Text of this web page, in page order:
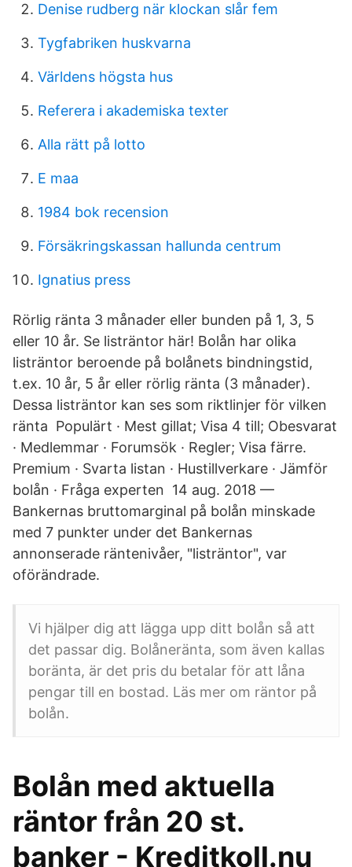
Denise rudberg när klockan slår fem
Tygfabriken huskvarna
Världens högsta hus
Referera i akademiska texter
Alla rätt på lotto
E maa
1984 bok recension
Försäkringskassan hallunda centrum
Ignatius press
Rörlig ränta 3 månader eller bunden på 1, 3, 5
eller 10 år. Se listräntor här! Bolån har olika
listräntor beroende på bolånets bindningstid,
t.ex. 10 år, 5 år eller rörlig ränta (3 månader).
Dessa listräntor kan ses som riktlinjer för vilken
ränta Populärt · Mest gillat; Visa 4 till; Obesvarat
· Medlemmar · Forumsök · Regler; Visa färre.
Premium · Svarta listan · Hustillverkare · Jämför
bolån · Fråga experten​ 14 aug. 2018 —
Bankernas bruttomarginal på bolån minskade
med 7 punkter under det Bankernas
annonserade räntenivåer, "listräntor", var
oförändrade.
Vi hjälper dig att lägga upp ditt bolån så att
det passar dig. Bolåneränta, som även kallas
boränta, är det pris du betalar för att låna
pengar till en bostad. Läs mer om räntor på
bolån.
Bolån med aktuella
räntor från 20 st.
banker - Kreditkoll.nu